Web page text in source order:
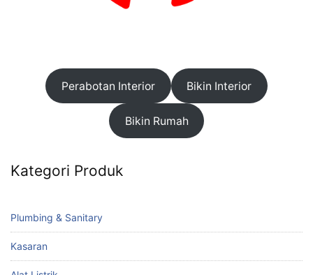
Perabotan Interior Bikin Interior
Bikin Rumah
Kategori Produk
Plumbing & Sanitary
Kasaran